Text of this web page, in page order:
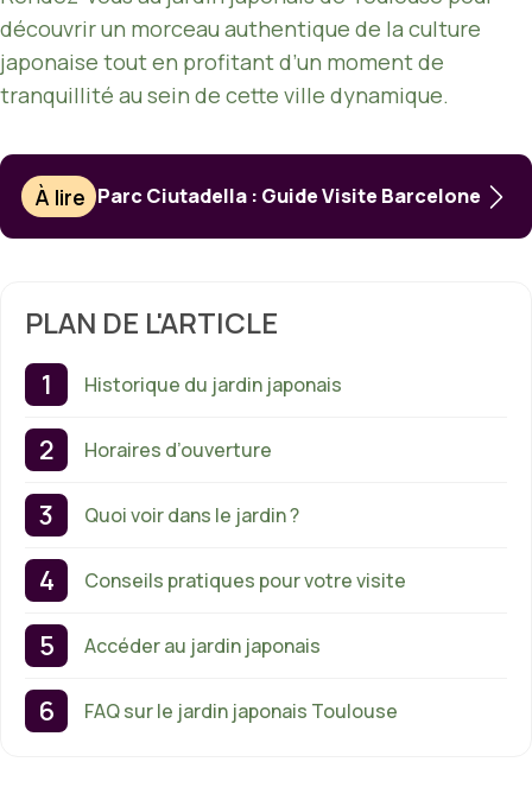
découvrir un morceau authentique de la culture
japonaise tout en profitant d’un moment de
tranquillité au sein de cette ville dynamique.
À lire Parc Ciutadella : Guide Visite Barcelone
PLAN DE L'ARTICLE
Historique du jardin japonais
Horaires d’ouverture
Quoi voir dans le jardin ?
Conseils pratiques pour votre visite
Accéder au jardin japonais
FAQ sur le jardin japonais Toulouse